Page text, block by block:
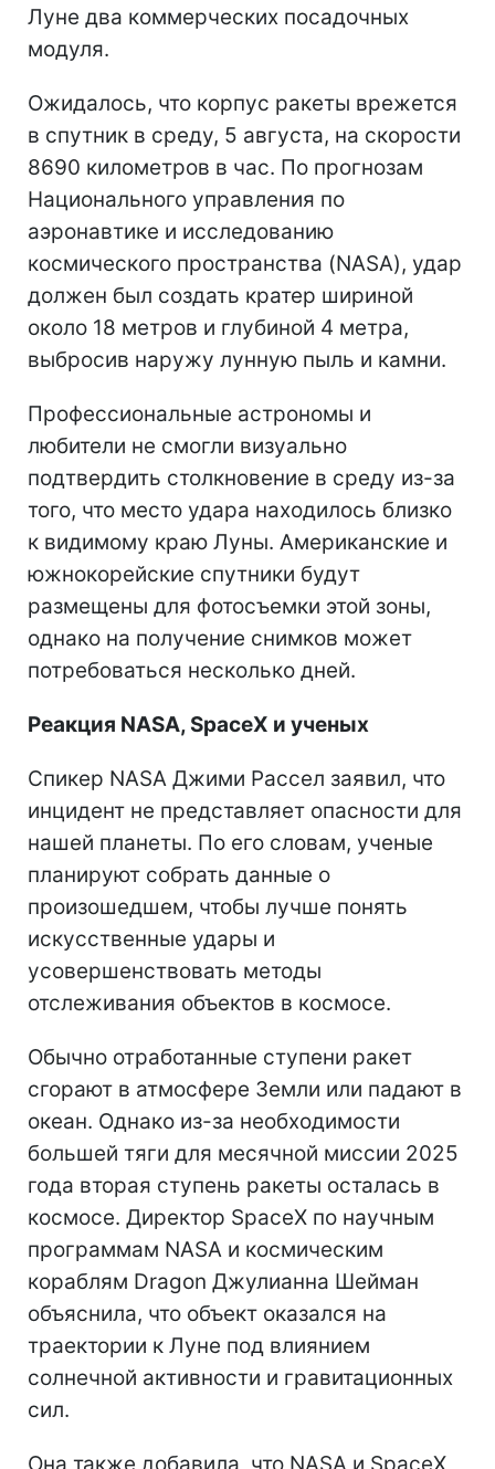
Луне два коммерческих посадочных
модуля.
Ожидалось, что корпус ракеты врежется
в спутник в среду, 5 августа, на скорости
8690 километров в час. По прогнозам
Национального управления по
аэронавтике и исследованию
космического пространства (NASA), удар
должен был создать кратер шириной
около 18 метров и глубиной 4 метра,
выбросив наружу лунную пыль и камни.
Профессиональные астрономы и
любители не смогли визуально
подтвердить столкновение в среду из-за
того, что место удара находилось близко
к видимому краю Луны. Американские и
южнокорейские спутники будут
размещены для фотосъемки этой зоны,
однако на получение снимков может
потребоваться несколько дней.
Реакция NASA, SpaceX и ученых
Спикер NASA Джими Рассел заявил, что
инцидент не представляет опасности для
нашей планеты. По его словам, ученые
планируют собрать данные о
произошедшем, чтобы лучше понять
искусственные удары и
усовершенствовать методы
отслеживания объектов в космосе.
Обычно отработанные ступени ракет
сгорают в атмосфере Земли или падают в
океан. Однако из-за необходимости
большей тяги для месячной миссии 2025
года вторая ступень ракеты осталась в
космосе. Директор SpaceX по научным
программам NASA и космическим
кораблям Dragon Джулианна Шейман
объяснила, что объект оказался на
траектории к Луне под влиянием
солнечной активности и гравитационных
сил.